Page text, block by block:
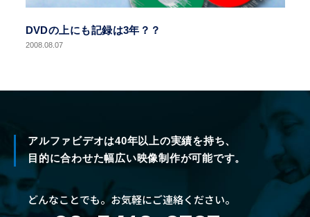
DVDの上にも記録は3年？？
2008.08.07
アルファビデオは40年以上の実績を持ち、
目的に合わせた幅広い映像制作が可能です。
どんなことでも。お気軽にご連絡ください。